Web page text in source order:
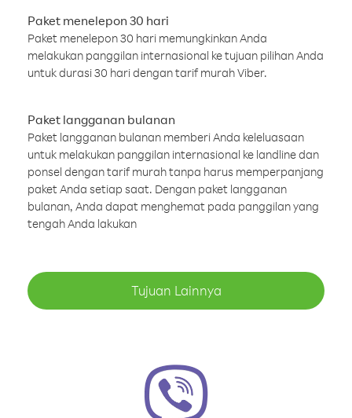
Paket menelepon 30 hari
Paket menelepon 30 hari memungkinkan Anda
melakukan panggilan internasional ke tujuan pilihan Anda
untuk durasi 30 hari dengan tarif murah Viber.
Paket langganan bulanan
Paket langganan bulanan memberi Anda keleluasaan
untuk melakukan panggilan internasional ke landline dan
ponsel dengan tarif murah tanpa harus memperpanjang
paket Anda setiap saat. Dengan paket langganan
bulanan, Anda dapat menghemat pada panggilan yang
tengah Anda lakukan
Tujuan Lainnya